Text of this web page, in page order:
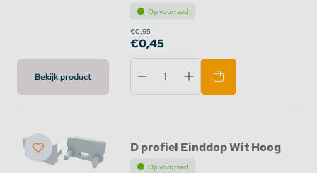
Bekijk product
Op voorraad
€0,95
€0,45
D profiel Einddop Wit Hoog
Op voorraad